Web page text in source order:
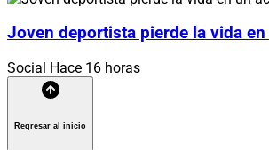
Joven deportista pierde la vida
Social Hace 16 horas
Regresar al inicio